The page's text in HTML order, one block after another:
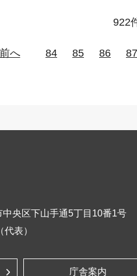
922
へ 84 85 86 87
中央区下山手通5丁目10番1号
表）
庁舎案内